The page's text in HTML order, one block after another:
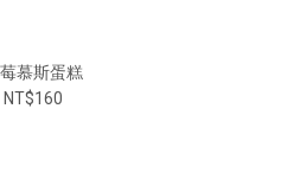
慕斯蛋糕
NT$160